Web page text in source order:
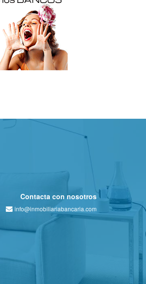
Contacta con nosotros
info@inmobiliariabancaria.com